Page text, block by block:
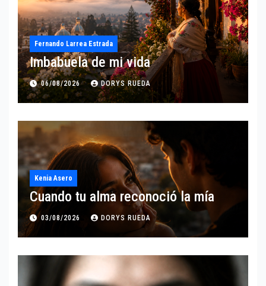
Fernando Larrea Estrada
Imbabuela de mi vida
06/08/2026 DORYS RUEDA
Kenia Asero
Cuando tu alma reconoció la mía
03/08/2026 DORYS RUEDA